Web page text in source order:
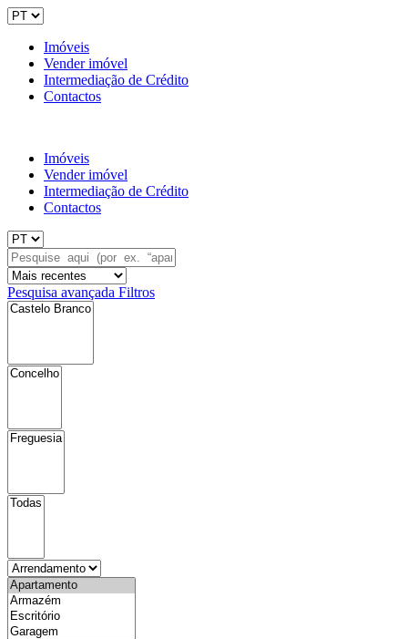
Imóveis
Vender imóvel
Intermediação de Crédito
Contactos
Imóveis
Vender imóvel
Intermediação de Crédito
Contactos
Pesquisa avançada Filtros